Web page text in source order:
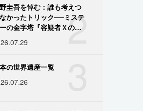
2
圭吾を悼む：誰も考えつ
かったトリック──ミステ
の金字塔『容疑者Ｘの献
の世界遺産一覧